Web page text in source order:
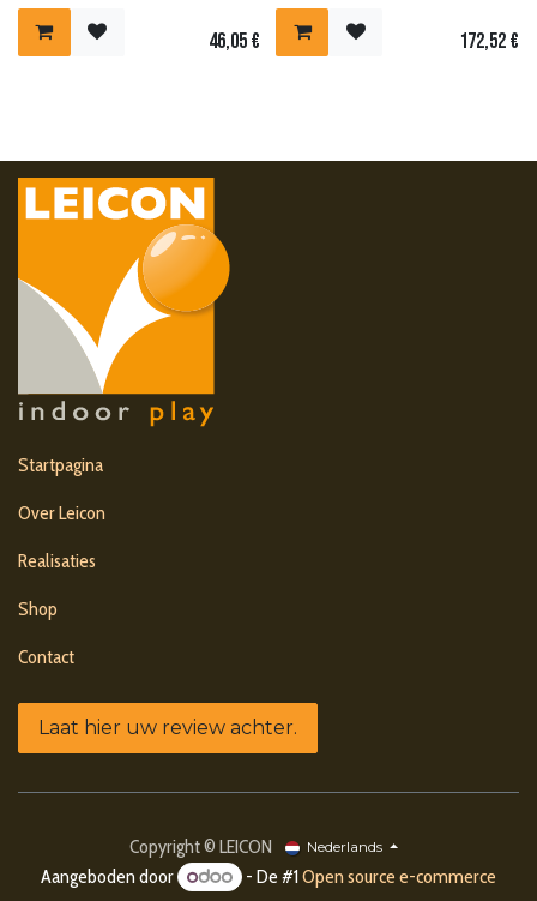
46,05€ 172,52€
Startpagina
Over Leicon
Realisaties
Shop
Contact
Laat hier uw review achter.
Copyright © LEICON Nederlands
Aangeboden door - De #1Open source e-commerce